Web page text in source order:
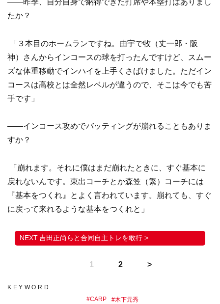
たか？
「３本目のホームランですね。由宇で牧（丈一郎・阪
神）さんからインコースの球を打ったんですけど、スムー
ズな体重移動でインハイを上手くさばけました。ただイン
コースは高校とは全然レベルが違うので、そこは今でも苦
手です」
——インコース攻めでバッティングが崩れることもありま
すか？
「崩れます。それに僕はまだ崩れたときに、すぐ基本に
戻れないんです。東出コーチとか森笠（繁）コーチには
『基本をつくれ』とよく言われています。崩れても、すぐ
に戻って来れるような基本をつくれと」
吉田正尚らと合同自主トレを敢行 >
1 2
KEYWORD
#CARP #木下元秀